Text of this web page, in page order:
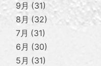
9月
31
8月
32
7月
31
6月
30
5月
31